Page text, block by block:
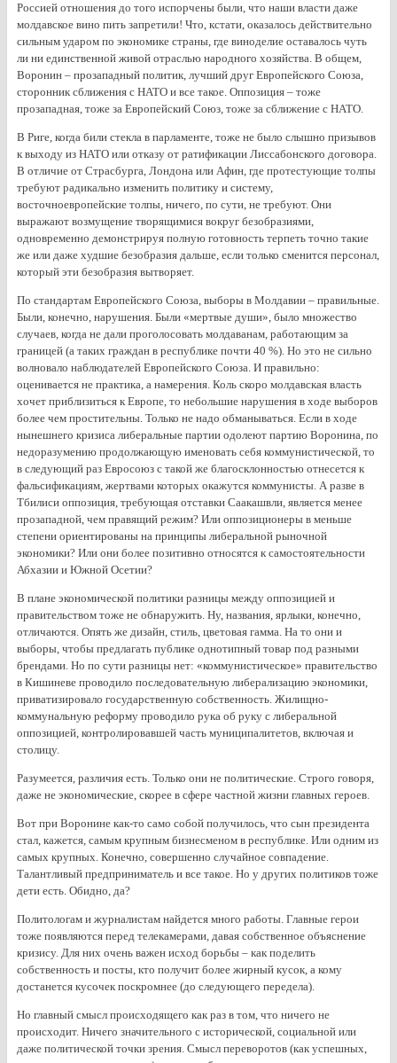
Россией отношения до того испорчены были, что наши власти даже
молдавское вино пить запретили! Что, кстати, оказалось действительно
сильным ударом по экономике страны, где виноделие оставалось чуть
ли ни единственной живой отраслью народного хозяйства. В общем,
Воронин – прозападный политик, лучший друг Европейского Союза,
сторонник сближения с НАТО и все такое. Оппозиция – тоже
прозападная, тоже за Европейский Союз, тоже за сближение с НАТО.
В Риге, когда били стекла в парламенте, тоже не было слышно призывов
к выходу из НАТО или отказу от ратификации Лиссабонского договора.
В отличие от Страсбурга, Лондона или Афин, где протестующие толпы
требуют радикально изменить политику и систему,
восточноевропейские толпы, ничего, по сути, не требуют. Они
выражают возмущение творящимися вокруг безобразиями,
одновременно демонстрируя полную готовность терпеть точно такие
же или даже худшие безобразия дальше, если только сменится персонал,
который эти безобразия вытворяет.
По стандартам Европейского Союза, выборы в Молдавии – правильные.
Были, конечно, нарушения. Были «мертвые души», было множество
случаев, когда не дали проголосовать молдаванам, работающим за
границей (а таких граждан в республике почти 40 %). Но это не сильно
волновало наблюдателей Европейского Союза. И правильно:
оценивается не практика, а намерения. Коль скоро молдавская власть
хочет приблизиться к Европе, то небольшие нарушения в ходе выборов
более чем простительны. Только не надо обманываться. Если в ходе
нынешнего кризиса либеральные партии одолеют партию Воронина, по
недоразумению продолжающую именовать себя коммунистической, то
в следующий раз Евросоюз с такой же благосклонностью отнесется к
фальсификациям, жертвами которых окажутся коммунисты. А разве в
Тбилиси оппозиция, требующая отставки Саакашвли, является менее
прозападной, чем правящий режим? Или оппозиционеры в меньше
степени ориентированы на принципы либеральной рыночной
экономики? Или они более позитивно относятся к самостоятельности
Абхазии и Южной Осетии?
В плане экономической политики разницы между оппозицией и
правительством тоже не обнаружить. Ну, названия, ярлыки, конечно,
отличаются. Опять же дизайн, стиль, цветовая гамма. На то они и
выборы, чтобы предлагать публике однотипный товар под разными
брендами. Но по сути разницы нет: «коммунистическое» правительство
в Кишиневе проводило последовательную либерализацию экономики,
приватизировало государственную собственность. Жилищно-
коммунальную реформу проводило рука об руку с либеральной
оппозицией, контролировавшей часть муниципалитетов, включая и
столицу.
Разумеется, различия есть. Только они не политические. Строго говоря,
даже не экономические, скорее в сфере частной жизни главных героев.
Вот при Воронине как-то само собой получилось, что сын президента
стал, кажется, самым крупным бизнесменом в республике. Или одним из
самых крупных. Конечно, совершенно случайное совпадение.
Талантливый предприниматель и все такое. Но у других политиков тоже
дети есть. Обидно, да?
Политологам и журналистам найдется много работы. Главные герои
тоже появляются перед телекамерами, давая собственное объяснение
кризису. Для них очень важен исход борьбы – как поделить
собственность и посты, кто получит более жирный кусок, а кому
достанется кусочек поскромнее (до следующего передела).
Но главный смысл происходящего как раз в том, что ничего не
происходит. Ничего значительного с исторической, социальной или
даже политической точки зрения. Смысл переворотов (как успешных,